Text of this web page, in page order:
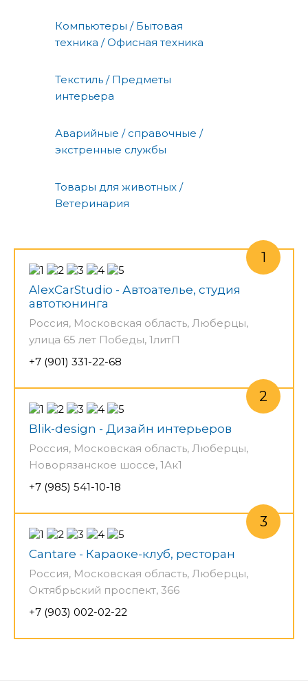
Компьютеры / Бытовая
техника / Офисная техника
Текстиль / Предметы
интерьера
Аварийные / справочные /
экстренные службы
Товары для животных /
Ветеринария
AlexCarStudio - Автоателье, студия
автотюнинга
Россия, Московская область, Люберцы,
улица 65 лет Победы, 1литП
+7 (901) 331-22-68
Blik-design - Дизайн интерьеров
Россия, Московская область, Люберцы,
Новорязанское шоссе, 1Ак1
+7 (985) 541-10-18
Cantare - Караоке-клуб, ресторан
Россия, Московская область, Люберцы,
Октябрьский проспект, 366
+7 (903) 002-02-22